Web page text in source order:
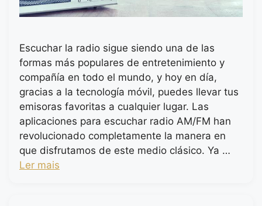
Escuchar la radio sigue siendo una de las
formas más populares de entretenimiento y
compañía en todo el mundo, y hoy en día,
gracias a la tecnología móvil, puedes llevar tus
emisoras favoritas a cualquier lugar. Las
aplicaciones para escuchar radio AM/FM han
revolucionado completamente la manera en
que disfrutamos de este medio clásico. Ya …
Ler mais